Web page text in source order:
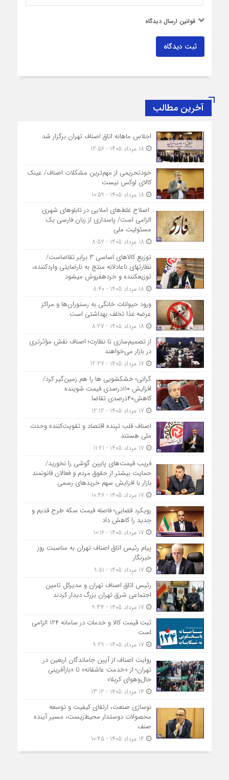
قوانین ارسال دیدگاه
ثبت دیدگاه
آخرین مطالب
اجلاس ماهانه اتاق اصناف تهران برگزار شد
خودتحریمی از مهم‌ترین مشکلات اصناف/ عینک
کالای لوکس نیست
اصلاح غلط‌های املایی در تابلوهای شهری
الزامی است/ پاسداری از زبان فارسی یک
مسئولیت ملی
توزیع کالاهای اساسی ۳ برابر تقاضاست/
نظارت‎های ناعادلانه منتج به نارضایتی واردکننده،
توزیع‎کننده و خرده‎فروش می‎شود
ورود حیوانات خانگی به رستوران‌ها و مراکز
عرضه غذا تخلف بهداشتی است
از تصمیم‌سازی تا نظارت؛ اصناف نقش مؤثرتری
در بازار می‌خواهند
گرانی؛ خشکشویی‌ ها را هم زمین‌گیر کرد/
افزایش ۱۱۰درصدی قیمت شوینده
کاهش۴۰درصدی تقاضا
اصناف قلب تپنده اقتصاد و تقویت‌کننده وحدت
ملی هستند
فریب قیمت‌های پایین گوشی را نخورید/
حمایت بیشتر از حقوق مردم و فعالان قانونمند
بازار با افزایش سهم خریدهای رسمی
رویکرد قضایی؛ فاصله قیمت سکه طرح قدیم و
جدید را کاهش داد
پیام رئیس اتاق اصناف تهران به مناسبت روز
خبرنگار
رئیس اتاق اصناف تهران و مدیرکل تامین
اجتماعی شرق تهران بزرگ دیدار کردند
ثبت قیمت کالا و خدمات در سامانه ۱۲۴ الزامی
است
روایت اصناف از آیین جاماندگان اربعین در
تهران؛ از «خدمت عاشقانه» تا «بازآفرینی
حال‌وهوای کربلا»
نوسازی صنعت، ارتقای کیفیت و توسعه
محصولات دوستدار محیط‌زیست، مسیر آینده
صنف